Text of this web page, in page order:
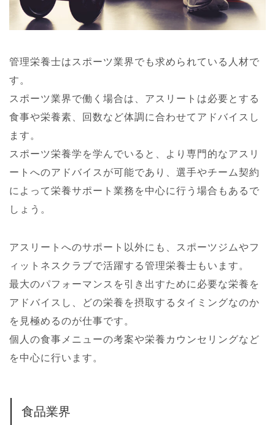
管理栄養士はスポーツ業界でも求められている人材で
す。
スポーツ業界で働く場合は、アスリートは必要とする
食事や栄養素、回数など体調に合わせてアドバイスし
ます。
スポーツ栄養学を学んでいると、より専門的なアスリ
ートへのアドバイスが可能であり、選手やチーム契約
によって栄養サポート業務を中心に行う場合もあるで
しょう。
アスリートへのサポート以外にも、スポーツジムやフ
ィットネスクラブで活躍する管理栄養士もいます。
最大のパフォーマンスを引き出すために必要な栄養を
アドバイスし、どの栄養を摂取するタイミングなのか
を見極めるのが仕事です。
個人の食事メニューの考案や栄養カウンセリングなど
を中心に行います。
食品業界